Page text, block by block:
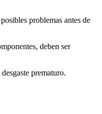
problemas antes de
deben ser
prematuro.